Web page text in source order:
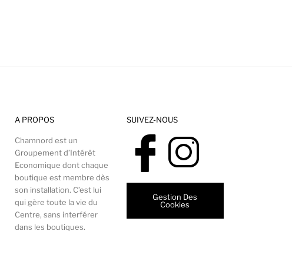
A PROPOS
Chamnord est un
Groupement d’Intérêt
Economique dont chaque
boutique est membre dès
son installation. C’est lui
qui gère toute la vie du
Centre, sans interférer
dans les boutiques.
SUIVEZ-NOUS
Gestion Des
Cookies